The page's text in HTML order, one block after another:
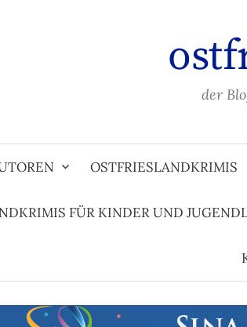
der
OSTFRIESLANDKRIMIS
FÜR KINDER UND